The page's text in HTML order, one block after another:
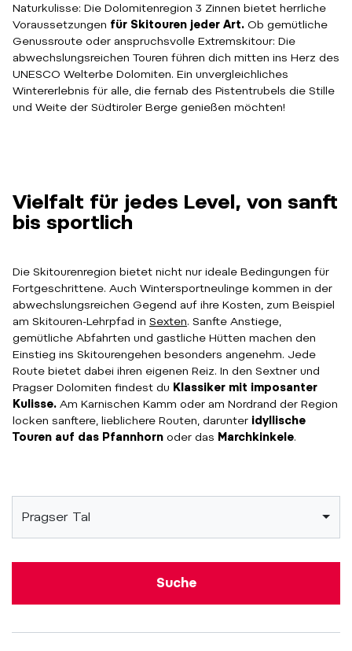
Naturkulisse: Die Dolomitenregion 3 Zinnen bietet herrliche
Voraussetzungen für Skitouren jeder Art. Ob gemütliche
Genussroute oder anspruchsvolle Extremskitour: Die
abwechslungsreichen Touren führen dich mitten ins Herz des
UNESCO Welterbe Dolomiten. Ein unvergleichliches
Wintererlebnis für alle, die fernab des Pistentrubels die Stille
und Weite der Südtiroler Berge genießen möchten!
Vielfalt für jedes Level, von sanft
bis sportlich
Die Skitourenregion bietet nicht nur ideale Bedingungen für
Fortgeschrittene. Auch Wintersportneulinge kommen in der
abwechslungsreichen Gegend auf ihre Kosten, zum Beispiel
am Skitouren-Lehrpfad in Sexten. Sanfte Anstiege,
gemütliche Abfahrten und gastliche Hütten machen den
Einstieg ins Skitourengehen besonders angenehm. Jede
Route bietet dabei ihren eigenen Reiz. In den Sextner und
Pragser Dolomiten findest du Klassiker mit imposanter
Kulisse. Am Karnischen Kamm oder am Nordrand der Region
locken sanftere, lieblichere Routen, darunter idyllische
Touren auf das Pfannhorn oder das Marchkinkele.
Pragser Tal
Suche